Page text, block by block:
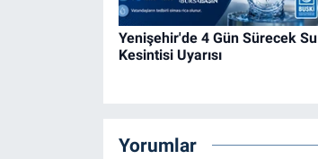
Yenişehir'de 4 Gün Sürecek Su
Kesintisi Uyarısı
Yorumlar